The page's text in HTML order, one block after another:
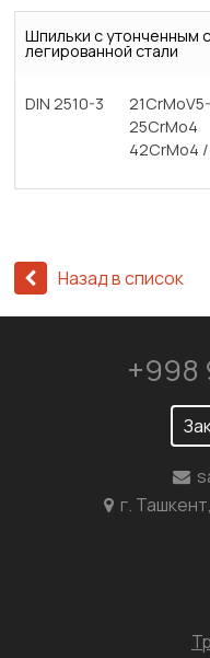
Шпильки с утонченным
легированной стали
DIN 2510-3
25CrMo4
42CrMo4 /
Назад в список
+998
г.